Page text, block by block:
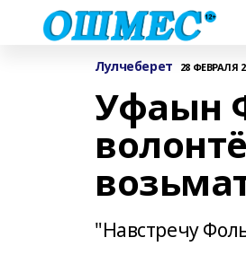
Лулчеберет 28 ФЕВРАЛЯ
Уфаын
"Навстречу